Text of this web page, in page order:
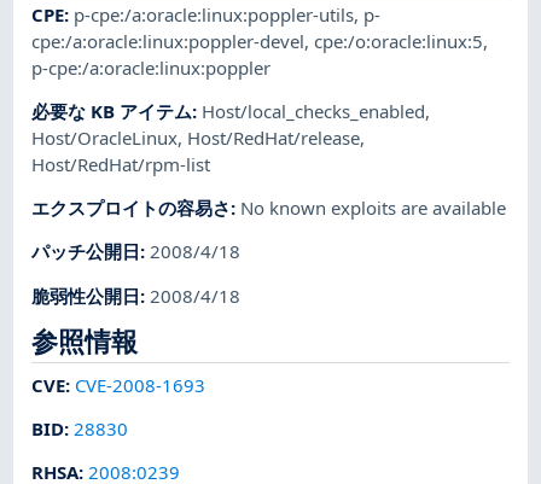
CPE: p-cpe:/a:oracle:linux:poppler-utils, p-
cpe:/a:oracle:linux:poppler-devel,cpe:/o:oracle:linux:5,
p-cpe:/a:oracle:linux:poppler
必要な KB アイテム: Host/local_checks_enabled,
Host/OracleLinux, Host/RedHat/release,
Host/RedHat/rpm-list
エクスプロイトの容易さ: No known exploits are available
パッチ公開日:2008/4/18
脆弱性公開日: 2008/4/18
参照情報
CVE: CVE-2008-1693
BID: 28830
RHSA:2008:0239